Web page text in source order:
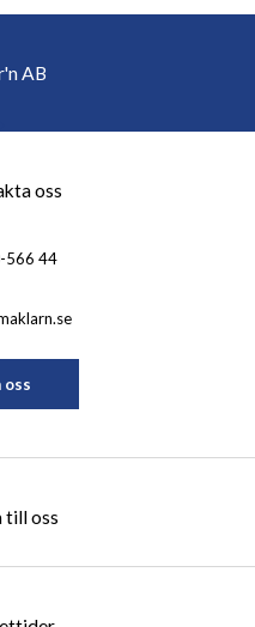
AB
oss
566 44
oss
till oss